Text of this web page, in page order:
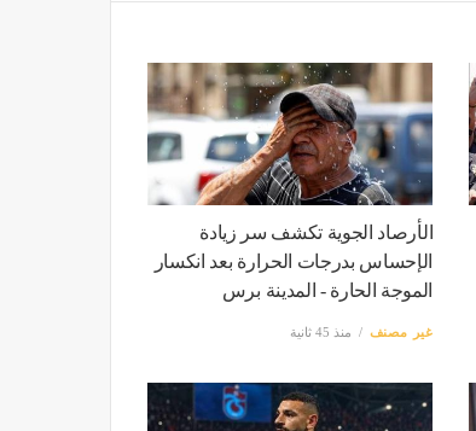
الأرصاد الجوية تكشف سر زيادة
الإحساس بدرجات الحرارة بعد انكسار
الموجة الحارة - المدينة برس
غير مصنف منذ 45 ثانية